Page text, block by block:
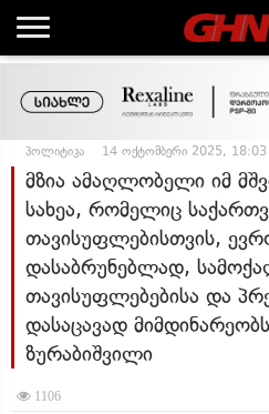
პოლიტიკა 14 ოქტომბერი 2025, 18:03
მზია ამაღლობელი იმ
სახეა, რომელიც
თავისუფლებისთვის,
დასაბრუნებლად,
თავისუფლებებისა და
დასაცავად
ზურაბიშვილი
1106